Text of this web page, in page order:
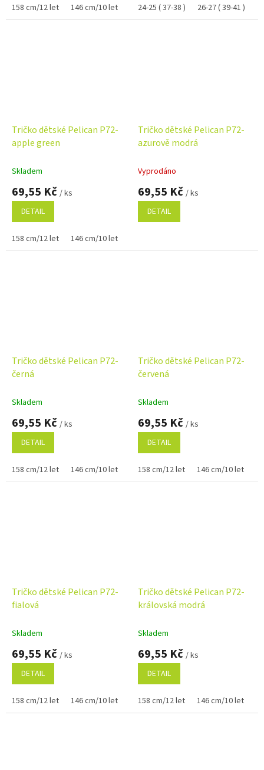
158 cm/12 let 146 cm/10 let 122 cm/6 let 134 cm/8 let 110
24-25 ( 37-38 )
26-27 ( 39-41 )
Tričko dětské Pelican P72-
apple green
Skladem
69,55 Kč / ks
DETAIL
158 cm/12 let 146 cm/10 let
Tričko dětské Pelican P72-
azurově modrá
Vyprodáno
69,55 Kč / ks
DETAIL
Tričko dětské Pelican P72-
černá
Skladem
69,55 Kč / ks
DETAIL
158 cm/12 let 146 cm/10 let 134 cm/8 let
Tričko dětské Pelican P72-
červená
Skladem
69,55 Kč / ks
DETAIL
158 cm/12 let 146 cm/10 let
Tričko dětské Pelican P72-
fialová
Skladem
69,55 Kč / ks
DETAIL
158 cm/12 let 146 cm/10 let 122 cm/6 let 134 cm/8 let 110
Tričko dětské Pelican P72-
královská modrá
Skladem
69,55 Kč / ks
DETAIL
158 cm/12 let 146 cm/10 let